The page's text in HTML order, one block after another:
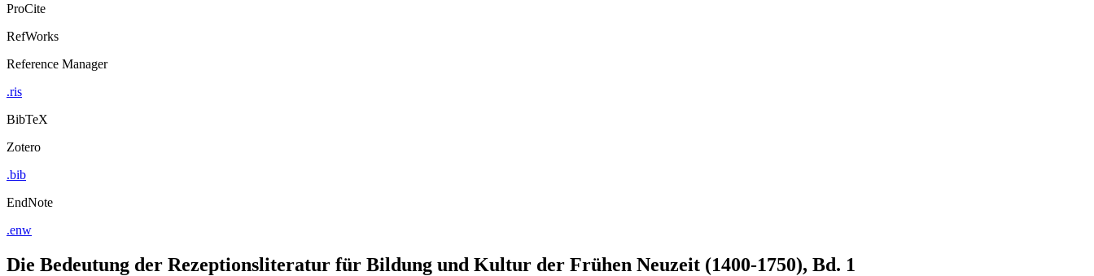
ProCite
RefWorks
Reference Manager
.ris
BibTeX
Zotero
.bib
EndNote
.enw
Die Bedeutung der Rezeptionsliteratur für Bildung und Kultur der Frühen Neuzeit (1400-1750), Bd. 1